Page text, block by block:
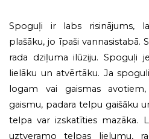
Spoguļi ir labs risinājums,
plašāku, jo īpaši vannasistabā.
rada dziļuma ilūziju. Spoguļi
lielāku un atvērtāku. Ja
logam vai gaismas
gaismu, padara telpu gaišāku
telpa var izskatīties mazāka.
uztveramo telpas lielumu,